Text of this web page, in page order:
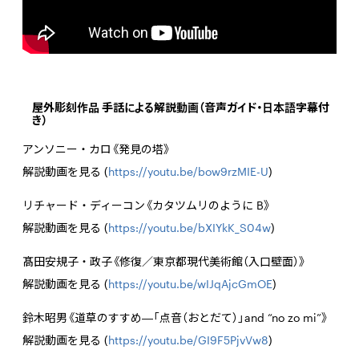
屋外彫刻作品 手話による解説動画（音声ガイド・日本語字幕付
き）
アンソニー・カロ《発見の塔》
解説動画を見る (https://youtu.be/bow9rzMIE-U)
リチャード・ディーコン《カタツムリのように B》
解説動画を見る (https://youtu.be/bXIYkK_S04w)
髙田安規子・政子《修復／東京都現代美術館（入口壁面）》
解説動画を見る (https://youtu.be/wIJqAjcGmOE)
鈴木昭男《道草のすすめ―「点音（おとだて）」and “no zo mi”》
解説動画を見る (https://youtu.be/GI9F5PjvVw8)